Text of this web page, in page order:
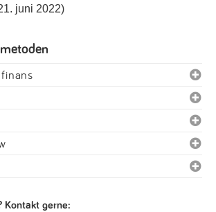
juni 2022)
Kontakt gerne: